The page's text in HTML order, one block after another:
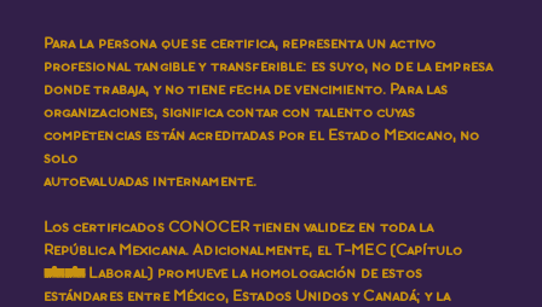
Para la persona que se certifica, representa un activo
profesional tangible y transferible: es suyo, no de la empresa
donde trabaja, y no tiene fecha de vencimiento. Para las
organizaciones, significa contar con talento cuyas
competencias están acreditadas por el Estado Mexicano, no
solo
autoevaluadas internamente.
Los certificados CONOCER tienen validez en toda la
República Mexicana. Adicionalmente, el T-MEC (Capítulo
23 Laboral) promueve la homologación de estos
estándares entre México, Estados Unidos y Canadá; y la